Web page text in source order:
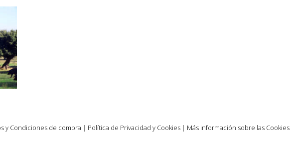
y Condiciones de compra | Política de Privacidad y Cookies| Más información sobre las Cookies